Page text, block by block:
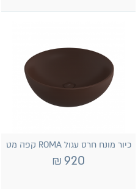
כיור מונח חרס עגול ROMA קפה מט
920
₪